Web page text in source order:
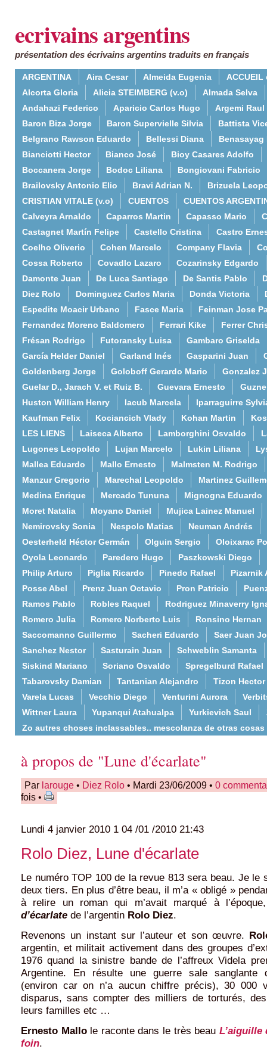
ecrivains argentins
présentation des écrivains argentins traduits en français
ARGENTINA Aira Cesar Almeida Eugenia
ACCUEIL
Alcorta Gloria
Alicia STEIMBERG (v.o)
Almada Selva
Andahazi Federico
Aparicio Carlos Hugo
Argemi Raul
Baron Biza Jorge
Baron Supervielle Silvia
Battista
Belgrano Rawson Eduardo
Bellessi Diana
Benasayag
Bianciotti Hector
Bianco José
Bioy Casares Adolfo
Boccanera Jorge
Bodoc Liliana
Bongiovani Fabricio
Brailovsky Antonio Elio
Bravi Adrian N.
Brizuela
CRISTIAN VITALE (v.o)
CUENTOS
CUENTOS
Calveyra Arnaldo
Caparros Martin Capasso Mario
Castagnet Martín Felipe
Castello Cristina
Castro
Coelho Oliverio
Cohen Marcelo Company Flavia
Cossa Roberto
Covadlo Lazaro
Cozarinsky Edgardo
Damonte Juan
De Luca Santiago De Santis Pablo
Diez Rolo
Dominguez Carlos Maria Donda Victoria
Espedite Moacir Urbano
Fasce Maria
Feinman Jose
Fernandez Moreno Baldomero
Ferrari Kike
Ferrer
Frésan Rodrigo
Futoransky Luisa
Gambaro Griselda
García Helder Daniel
Garland Inés Gasparini Juan
Goldenberg Jorge
Goloboff Gerardo Mario
Gonzalez
Guelar D., Jarach V. et Ruiz B.
Guevara Ernesto
Huston William Henry
Iacub Marcela
Iparraguirre
Kaufman Felix
Kociancich Vlady Kohan Martin
LES LIENS
Laiseca Alberto Lamborghini Osvaldo
Lugones Leopoldo
Lujan Marcelo Lukin Liliana
Mallea Eduardo
Mallo Ernesto
Malmsten M. Rodrigo
Manzur Gregorio
Marechal Leopoldo
Martinez
Medina Enrique
Mercado Tununa
Mignogna Eduardo
Moret Natalia
Moyano Daniel
Mujica Lainez Manuel
Nemirovsky Sonia
Nespolo Matias
Neuman Andrés
Oesterheld Héctor Germán
Olguin Sergio
Oloixarac
Oyola Leonardo
Paredero Hugo
Paszkowski Diego
Philip Arturo
Piglia Ricardo Pinedo Rafael
Pizarnik
Posse Abel
Prenz Juan Octavio Pron Patricio
Ramos Pablo
Robles Raquel
Rodriguez Minaverry
Romero Julia
Romero Norberto Luis
Ronsino Hernan
Saccomanno Guillermo
Sacheri Eduardo
Saer Juan
Sanchez Nestor
Sasturain Juan
Schweblin Samanta
Siskind Mariano
Soriano Osvaldo
Spregelburd Rafael
Tabarovsky Damian
Tantanian Alejandro
Tizon Hector
Varela Lucas
Vecchio Diego Venturini Aurora
Wittner Laura
Yupanqui Atahualpa Yurkievich Saul
Zo autres choses inclassables.. mescolanza de otras cosas
à propos de "Lune d'écarlate"
Par larouge • Diez Rolo • Mardi 23/06/2009 • 0
fois •
Lundi 4 janvier 2010 1 04 /01 /2010 21:43
Rolo Diez, Lune d'écarlate
Le numéro TOP 100 de la revue 813 sera beau. Je le
deux tiers. En plus d’être beau, il m’a « obligé »
à relire un roman qui m’avait marqué à
d’écarlate de l’argentin Rolo Diez.
Revenons un instant sur l’auteur et son œuvre.
argentin, et militait activement dans des groupes
1976 quand la sinistre bande de l’affreux Videla
Argentine. En résulte une guerre sale sanglante
(environ car on n’a aucun chiffre précis), 30 000
disparus, sans compter des milliers de torturés,
leurs familles etc …
Ernesto Mallo le raconte dans le très beau L’aiguille
foin.